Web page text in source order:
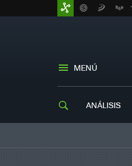
MENÚ
ANÁLISIS